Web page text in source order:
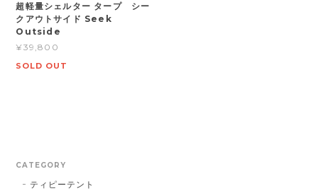
超軽量シェルター タープ シー
クアウトサイド Seek
Outside
¥39,800
SOLD OUT
CATEGORY
ティピーテント